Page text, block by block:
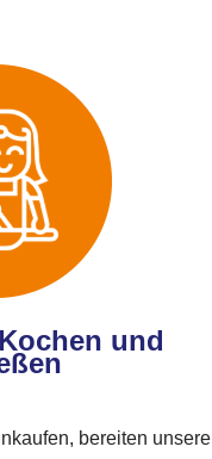
und
bereiten unsere